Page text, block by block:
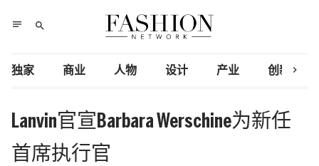
notes search
独家 商业 人物 设计 产业 创新研究
chevron_right
Lanvin官宣Barbara Werschine为新任
首席执行官